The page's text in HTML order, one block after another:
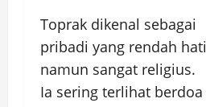
Toprak dikenal sebagai
pribadi yang rendah hati
namun sangat religius.
Ia sering terlihat berdoa